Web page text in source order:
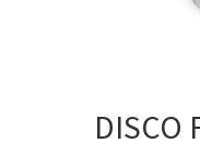
DISCO